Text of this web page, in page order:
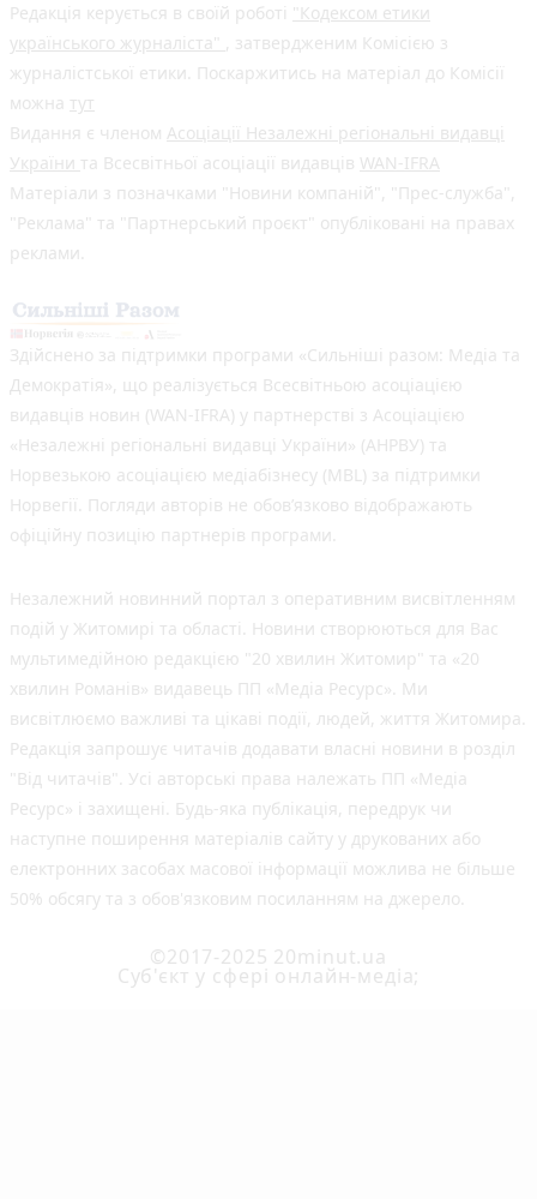
Редакція керується в своїй роботі "Кодексом етики
українського журналіста" , затвердженим Комісією з
журналістської етики. Поскаржитись на матеріал до Комісії
можна тут
Видання є членом Асоціації Незалежні регіональні видавці
України та Всесвітньої асоціації видавців WAN-IFRA
Матеріали з позначками "Новини компаній", "Прес-служба",
"Реклама" та "Партнерський проєкт" опубліковані на правах
реклами.
Здійснено за підтримки програми «Сильніші разом: Медіа та
Демократія», що реалізується Всесвітньою асоціацією
видавців новин (WAN-IFRA) у партнерстві з Асоціацією
«Незалежні регіональні видавці України» (АНРВУ) та
Норвезькою асоціацією медіабізнесу (MBL) за підтримки
Норвегії. Погляди авторів не обов’язково відображають
офіційну позицію партнерів програми.
Незалежний новинний портал з оперативним висвітленням
подій у Житомирі та області. Новини створюються для Вас
мультимедійною редакцією "20 хвилин Житомир" та «20
хвилин Романів» видавець ПП «Медіа Ресурс». Ми
висвітлюємо важливі та цікаві події, людей, життя Житомира.
Редакція запрошує читачів додавати власні новини в розділ
"Від читачів". Усі авторські права належать ПП «Медіа
Ресурс» і захищені. Будь-яка публiкацiя, передрук чи
наступне поширення матеріалів сайту у друкованих або
електронних засобах масової інформації можлива не більше
50% обсягу та з обов'язковим посиланням на джерело.
©2017-2025 20minut.ua
Cуб'єкт у сфері онлайн-медіа;